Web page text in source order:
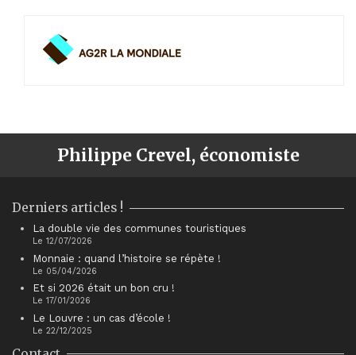
Philippe Crevel, économiste
Derniers articles !
La double vie des communes touristiques
Le 12/07/2026
Monnaie : quand l’histoire se répète !
Le 05/04/2026
Et si 2026 était un bon cru !
Le 17/01/2026
Le Louvre : un cas d’école !
Le 22/12/2025